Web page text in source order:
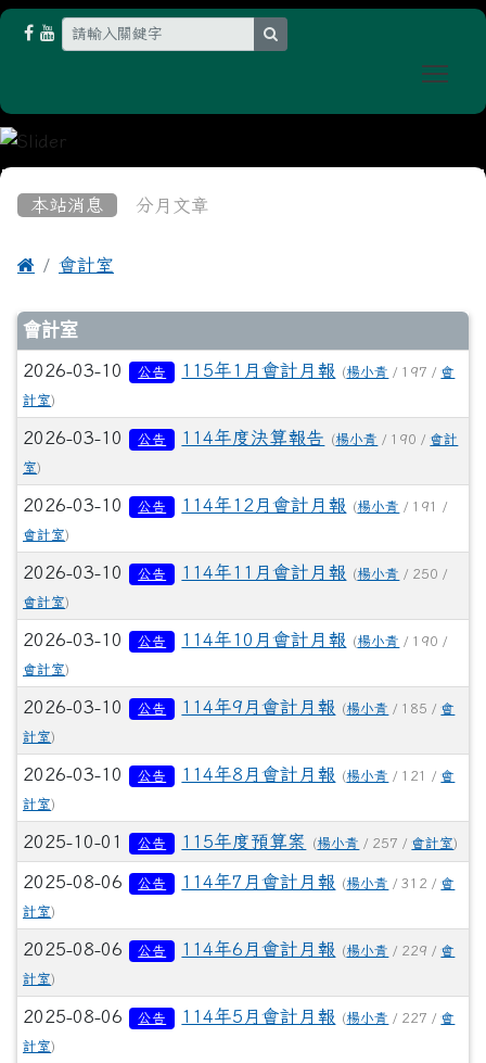
本站消息 分月文章
 會計室
文章列表
會計室
2026-03-10 公告 115年1月會計月報 (楊小青 / 197 /會
計室)
2026-03-10 公告 114年度決算報告 (楊小青 / 190 /會計
室)
2026-03-10 公告 114年12月會計月報 (楊小青 / 191 /
會計室)
2026-03-10 公告 114年11月會計月報 (楊小青 / 250 /
會計室)
2026-03-10 公告 114年10月會計月報 (楊小青 / 190 /
會計室)
2026-03-10 公告 114年9月會計月報 (楊小青 / 185 /會
計室)
2026-03-10 公告 114年8月會計月報 (楊小青 / 121 /會
計室)
2025-10-01 公告 115年度預算案 (楊小青 / 257 /會計室)
2025-08-06 公告 114年7月會計月報 (楊小青 / 312 /會
計室)
2025-08-06 公告 114年6月會計月報 (楊小青 / 229 /會
計室)
2025-08-06 公告 114年5月會計月報 (楊小青 / 227 /會
計室)